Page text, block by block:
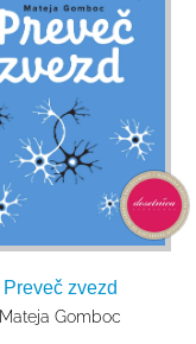
Preveč zvezd
Mateja Gomboc